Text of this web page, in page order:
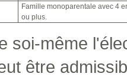
Famille monoparentale avec 4
ou plus.
soi-même
être